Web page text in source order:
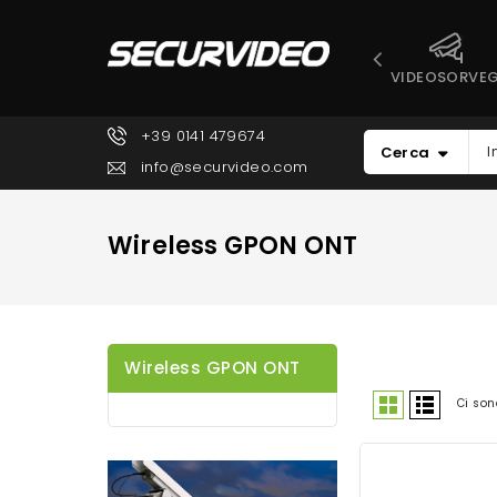
+39 0141 479674
info@securvideo.com
Cerca
Wireless GPON ONT
Wireless GPON ONT
Ci